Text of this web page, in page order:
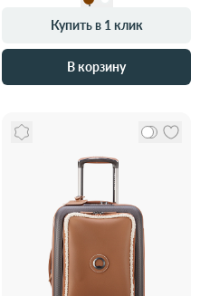
Купить в 1 клик
В корзину